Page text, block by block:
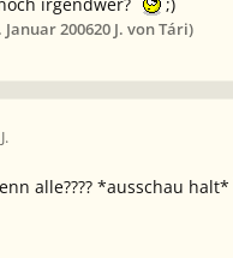
irgendwer?
;)
Januar 200620 J. von Tári)
alle???? *ausschau halt*